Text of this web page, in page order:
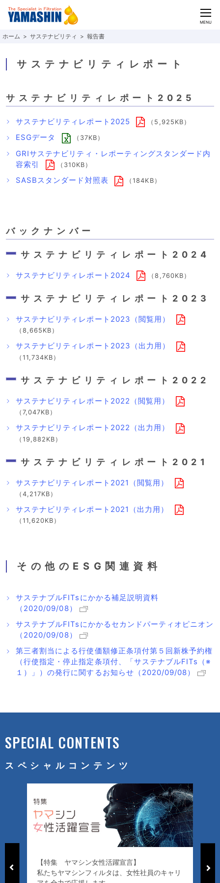
CLOSE
MENU
サステナビリティ 報告書
サステナビリティレポート
サステナビリティレポート2025
サステナビリティレポート2025 （5,925KB）
ESGデータ （37KB）
GRIサステナビリティ・レポーティングスタンダード内
容索引
（310KB）
SASBスタンダード対照表 （184KB）
バックナンバー
サステナビリティレポート2024
サステナビリティレポート2024 （8,760KB）
サステナビリティレポート2023
サステナビリティレポート2023（閲覧用）
（8,665KB）
サステナビリティレポート2023（出力用）
（11,734KB）
サステナビリティレポート2022
サステナビリティレポート2022（閲覧用）
（7,047KB）
サステナビリティレポート2022（出力用）
（19,882KB）
サステナビリティレポート2021
サステナビリティレポート2021（閲覧用）
（4,217KB）
サステナビリティレポート2021（出力用）
（11,620KB）
その他のESG関連資料
サステナブルFITsにかかる補足説明資料
（2020/09/08）
サステナブルFITsにかかるセカンドパーティオピニオン
（2020/09/08）
第三者割当による行使価額修正条項付第５回新株予約権
（行使指定・停止指定条項付、「サステナブルFITs（※
１）」）の発行に関するお知らせ（2020/09/08）
SPECIAL CONTENTS
スペシャルコンテンツ
【特集 ヤマシン女性活躍宣言】
私たちヤマシンフィルタは、女性社員のキャリ